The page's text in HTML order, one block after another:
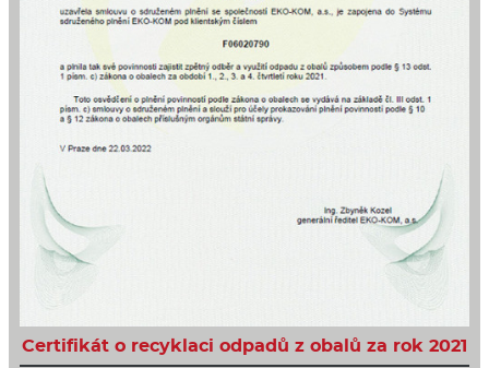
Certifikát o recyklaci odpadů z obalů za rok 2021